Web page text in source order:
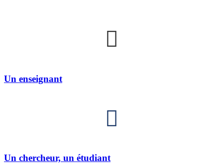
Un enseignant
Un chercheur, un étudiant